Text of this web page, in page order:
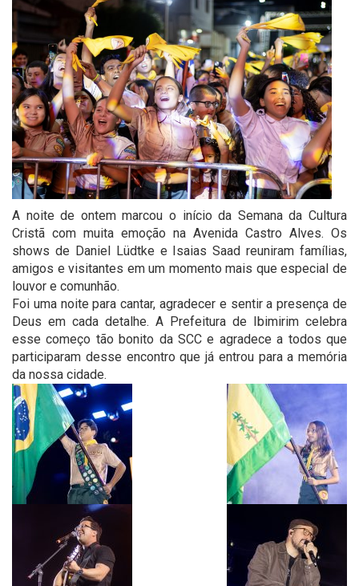
A noite de ontem marcou o início da Semana da Cultura
Cristã com muita emoção na Avenida Castro Alves. Os
shows de Daniel Lüdtke e Isaias Saad reuniram famílias,
amigos e visitantes em um momento mais que especial de
louvor e comunhão.
Foi uma noite para cantar, agradecer e sentir a presença de
Deus em cada detalhe. A Prefeitura de Ibimirim celebra
esse começo tão bonito da SCC e agradece a todos que
participaram desse encontro que já entrou para a memória
da nossa cidade.